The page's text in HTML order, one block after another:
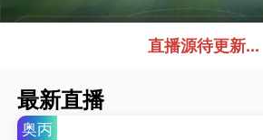
直播源待更新...
最新直播
奥丙